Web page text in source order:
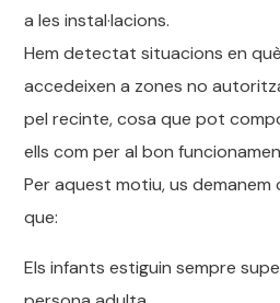
a les instal·lacions.
Hem detectat situacions en
accedeixen a zones no
pel recinte, cosa que pot
ells com per al bon
Per aquest motiu, us demanem
que:
Els infants estiguin sempre